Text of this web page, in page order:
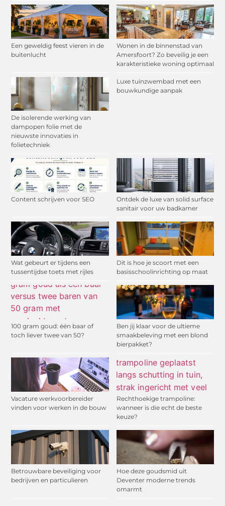
Een geweldig feest vieren in de
buitenlucht
Wonen in de binnenstad van
Amersfoort? Zo beveilig je een
karakteristieke woning optimaal
De isolerende werking van
dampopen folie met de
nieuwste innovaties in
folietechniek
Luxe tuinzwembad met een
bouwkundige aanpak
Content schrijven voor SEO
Ontdek de luxe van solid surface
sanitair voor uw badkamer
Wat gebeurt er tijdens een
tussentijdse toets met rijles
Dit is hoe je scoort met een
basisschoolinrichting op maat
100 gram goud: één baar of
toch liever twee van 50?
Ben jij klaar voor de ultieme
smaakbeleving met een blond
bierpakket?
Vacature werkvoorbereider
vinden voor werken in de bouw
Rechthoekige trampoline:
wanneer is die echt de beste
keuze?
Betrouwbare beveiliging voor
bedrijven en particulieren
Hoe deze goudsmid uit
Deventer moderne trends
omarmt